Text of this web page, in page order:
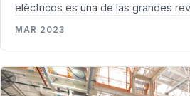
eléctricos es una de las grandes
MAR 2023